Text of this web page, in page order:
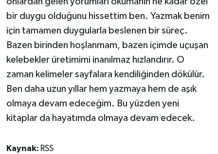
bir duygu olduğunu hissettim ben. Yazmak benim
için tamamen duygularla beslenen bir süreç.
Bazen birinden hoşlanmam, bazen içimde uçuşan
kelebekler üretimimi inanılmaz hızlandırır. O
zaman kelimeler sayfalara kendiliğinden dökülür.
Ben daha uzun yıllar hem yazmaya hem de aşık
olmaya devam edeceğim. Bu yüzden yeni
kitaplar da hayatımda olmaya devam edecek.
Kaynak: RSS